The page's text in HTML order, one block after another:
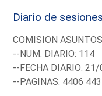
Diario de sesiones
COMISION
--NUM. DIARIO: 114
--FECHA DIARIO:
--PAGINAS: 4406